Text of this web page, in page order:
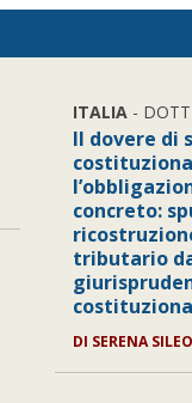
ITALIA -
Il dovere di
concreto:
tributario
DI SERENA